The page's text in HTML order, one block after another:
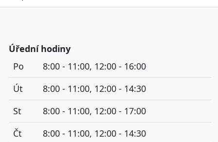
Úřední hodiny
Po
8:00 - 11:00, 12:00 - 16:00
Út
8:00 - 11:00, 12:00 - 14:30
St
8:00 - 11:00, 12:00 - 17:00
Čt
8:00 - 11:00, 12:00 - 14:30